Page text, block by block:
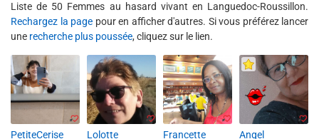
Liste de 50 Femmes au hasard vivant en Languedoc-Roussillon.
Rechargez la page pour en afficher d'autres. Si vous préférez lancer
une recherche plus poussée, cliquez sur le lien.
PetiteCerise Lolotte Francette Angel